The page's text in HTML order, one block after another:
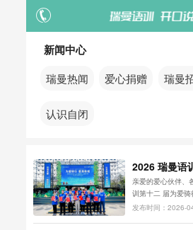
新闻中心
瑞曼热闻 爱心捐赠 瑞曼
认识自闭
2026 瑞曼语
骑行” 公益
捐赠明细公示
亲爱的爱心伙伴、各位
训第十二 届为爱骑行・爱满绿城公益 倡导
活动已圆满落幕。
发布时间：2026-